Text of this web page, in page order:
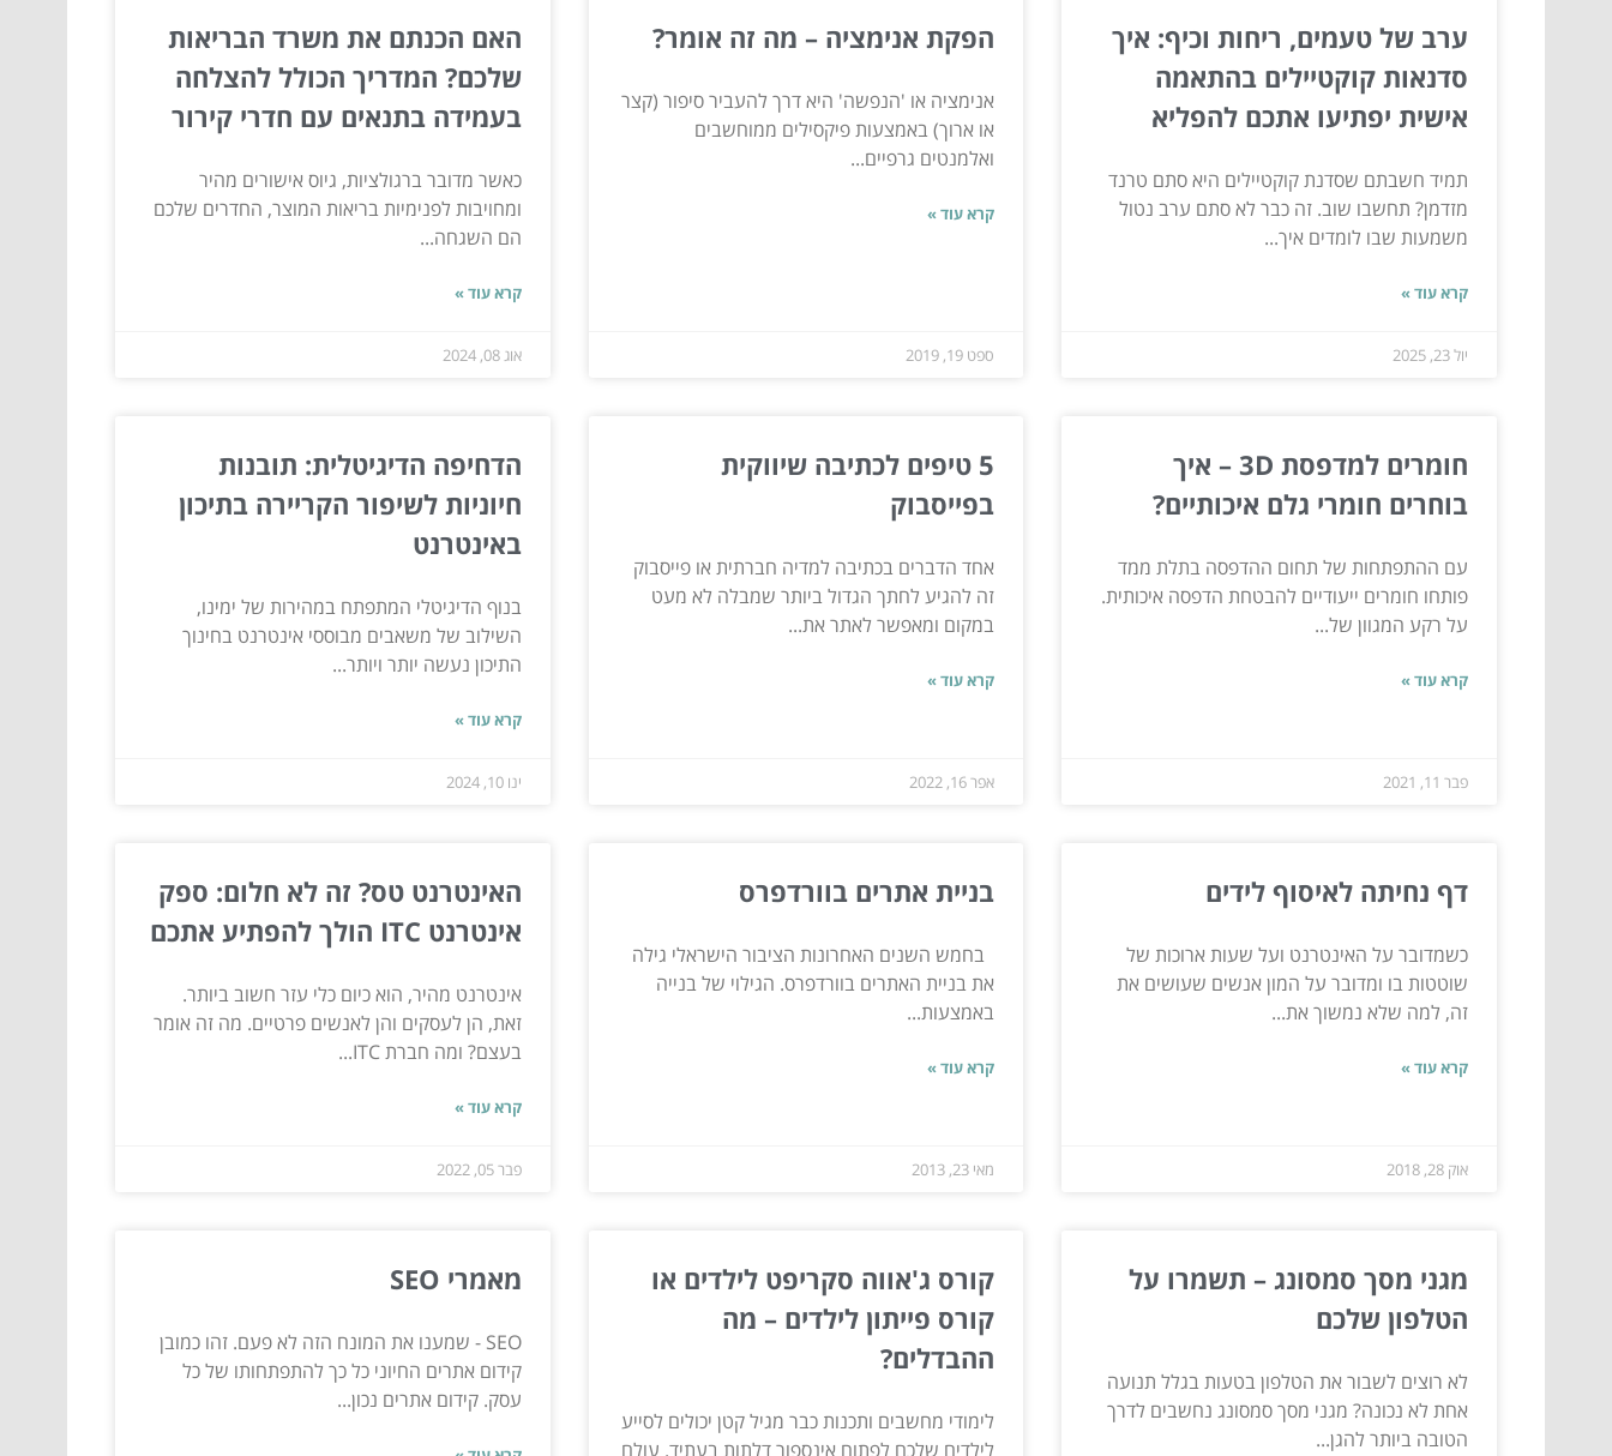
ערב של טעמים, ריחות וכיף: איך
סדנאות קוקטיילים בהתאמה
אישית יפתיעו אתכם להפליא
תמיד חשבתם שסדנת קוקטיילים היא סתם טרנד
מזדמן? תחשבו שוב. זה כבר לא סתם ערב נטול
משמעות שבו לומדים איך...
קרא עוד »
יול 23, 2025
הפקת אנימציה – מה זה אומר?
אנימציה או 'הנפשה' היא דרך להעביר סיפור (קצר
או ארוך) באמצעות פיקסילים ממוחשבים
ואלמנטים גרפיים...
קרא עוד »
ספט 19, 2019
האם הכנתם את משרד הבריאות
שלכם? המדריך הכולל להצלחה
בעמידה בתנאים עם חדרי קירור
כאשר מדובר ברגולציות, גיוס אישורים מהיר
ומחויבות לפנימיות בריאות המוצר, החדרים שלכם
הם השגחה...
קרא עוד »
אוג 08, 2024
חומרים למדפסת 3D – איך
בוחרים חומרי גלם איכותיים?
עם ההתפתחות של תחום ההדפסה בתלת ממד
פותחו חומרים ייעודיים להבטחת הדפסה איכותית.
על רקע המגוון של...
קרא עוד »
פבר 11, 2021
5 טיפים לכתיבה שיווקית
בפייסבוק
אחד הדברים בכתיבה למדיה חברתית או פייסבוק
זה להגיע לחתך הגדול ביותר שמבלה לא מעט
במקום ומאפשר לאתר את...
קרא עוד »
אפר 16, 2022
הדחיפה הדיגיטלית: תובנות
חיוניות לשיפור הקריירה בתיכון
באינטרנט
בנוף הדיגיטלי המתפתח במהירות של ימינו,
השילוב של משאבים מבוססי אינטרנט בחינוך
התיכון נעשה יותר ויותר...
קרא עוד »
ינו 10, 2024
דף נחיתה לאיסוף לידים
כשמדובר על האינטרנט ועל שעות ארוכות של
שוטטות בו ומדובר על המון אנשים שעושים את
זה, למה שלא נמשוך את...
קרא עוד »
אוק 28, 2018
בניית אתרים בוורדפרס
בחמש השנים האחרונות הציבור הישראלי גילה
את בניית האתרים בוורדפרס. הגילוי של בנייה
באמצעות...
קרא עוד »
מאי 23, 2013
האינטרנט טס? זה לא חלום: ספק
אינטרנט ITC הולך להפתיע אתכם
אינטרנט מהיר, הוא כיום כלי עזר חשוב ביותר.
זאת, הן לעסקים והן לאנשים פרטיים. מה זה אומר
בעצם? ומה חברת ITC...
קרא עוד »
פבר 05, 2022
מגני מסך סמסונג – תשמרו על
הטלפון שלכם
לא רוצים לשבור את הטלפון בטעות בגלל תנועה
אחת לא נכונה? מגני מסך סמסונג נחשבים לדרך
הטובה ביותר להגן...
קורס ג'אווה סקריפט לילדים או
קורס פייתון לילדים – מה
ההבדלים?
לימודי מחשבים ותכנות כבר מגיל קטן יכולים לסייע
לילדים שלכם לפתוח אינספור דלתות בעתיד. עולם
מאמרי SEO
SEO - שמענו את המונח הזה לא פעם. זהו כמובן
קידום אתרים החיוני כל כך להתפתחותו של כל
עסק. קידום אתרים נכון...